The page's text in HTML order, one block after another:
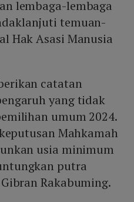
lembaga-lembaga
temuan-
Hak Asasi Manusia
catatan
yang tidak
umum 2024.
Mahkamah
usia minimum
putra
Rakabuming.